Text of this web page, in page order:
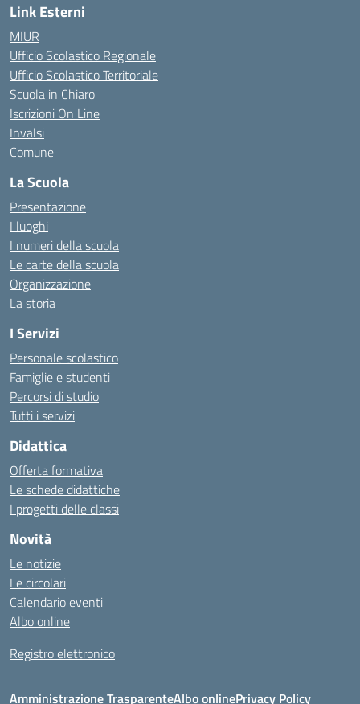
Link Esterni
MIUR
Ufficio Scolastico Regionale
Ufficio Scolastico Territoriale
Scuola in Chiaro
Iscrizioni On Line
Invalsi
Comune
La Scuola
Presentazione
I luoghi
I numeri della scuola
Le carte della scuola
Organizzazione
La storia
I Servizi
Personale scolastico
Famiglie e studenti
Percorsi di studio
Tutti i servizi
Didattica
Offerta formativa
Le schede didattiche
I progetti delle classi
Novità
Le notizie
Le circolari
Calendario eventi
Albo online
Registro elettronico
Amministrazione TrasparenteAlbo onlinePrivacy Policy